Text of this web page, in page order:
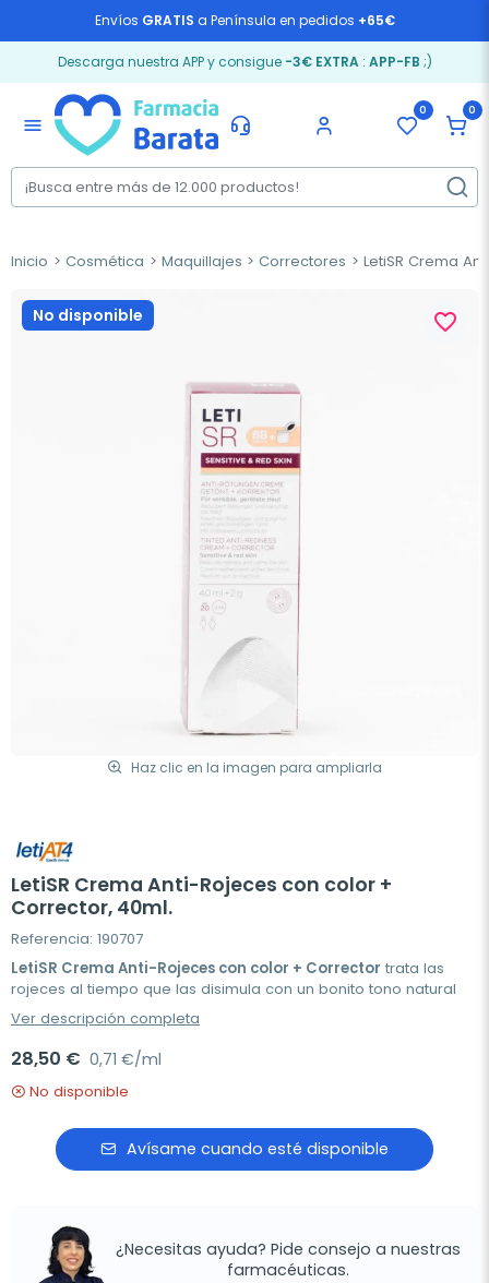
Envíos GRATIS a Península en pedidos +65€
Descarga nuestra APP y consigue -3€ EXTRA: APP-FB ;)
menu
0 0
Inicio Cosmética Maquillajes Correctores LetiSR Crema
No disponible
Haz clic en la imagen para ampliarla
favorite_border
LetiSR Crema Anti-Rojeces con color +
Corrector, 40ml.
Referencia: 190707
LetiSR Crema Anti-Rojeces con color + Corrector trata las
rojeces al tiempo que las disimula con un bonito tono natural
Ver descripción completa
28,50 € 0,71 €/ml
No disponible
Avísame cuando esté disponible
¿Necesitas ayuda? Pide consejo a nuestras
farmacéuticas.